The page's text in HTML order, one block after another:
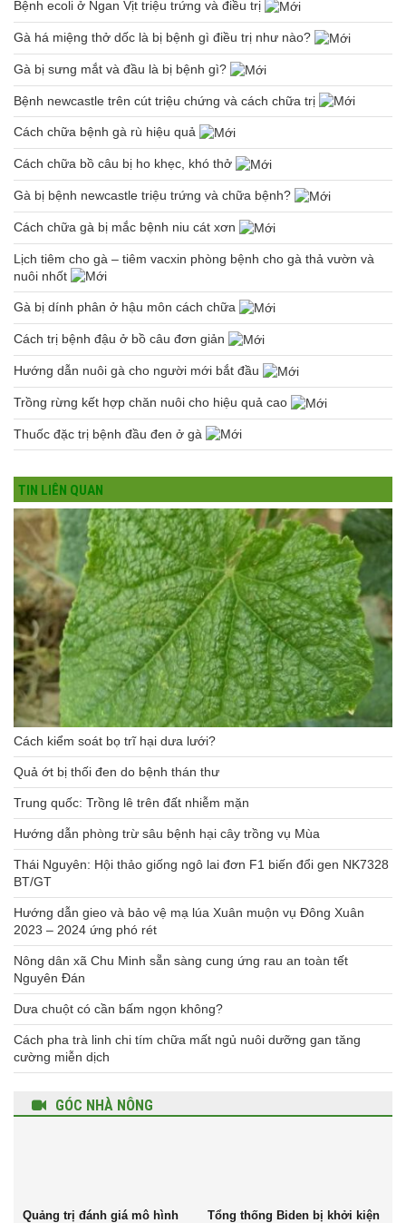
Bệnh ecoli ở Ngan Vịt triệu trứng và điều trị
Gà há miệng thở dốc là bị bệnh gì điều trị như nào?
Gà bị sưng mắt và đầu là bị bệnh gì?
Bệnh newcastle trên cút triệu chứng và cách chữa trị
Cách chữa bệnh gà rù hiệu quả
Cách chữa bồ câu bị ho khẹc, khó thở
Gà bị bệnh newcastle triệu trứng và chữa bệnh?
Cách chữa gà bị mắc bệnh niu cát xơn
Lịch tiêm cho gà – tiêm vacxin phòng bệnh cho gà thả vườn và
nuôi nhốt
Gà bị dính phân ở hậu môn cách chữa
Cách trị bệnh đậu ở bồ câu đơn giản
Hướng dẫn nuôi gà cho người mới bắt đầu
Trồng rừng kết hợp chăn nuôi cho hiệu quả cao
Thuốc đặc trị bệnh đầu đen ở gà
TIN LIÊN QUAN
Cách kiểm soát bọ trĩ hại dưa lưới?
Quả ớt bị thối đen do bệnh thán thư
Trung quốc: Trồng lê trên đất nhiễm mặn
Hướng dẫn phòng trừ sâu bệnh hại cây trồng vụ Mùa
Thái Nguyên: Hội thảo giống ngô lai đơn F1 biến đổi gen NK7328
BT/GT
Hướng dẫn gieo và bảo vệ mạ lúa Xuân muộn vụ Đông Xuân
2023 – 2024 ứng phó rét
Nông dân xã Chu Minh sẵn sàng cung ứng rau an toàn tết
Nguyên Đán
Dưa chuột có cần bấm ngọn không?
Cách pha trà linh chi tím chữa mất ngủ nuôi dưỡng gan tăng
cường miễn dịch
GÓC NHÀ NÔNG
Quảng trị đánh giá mô hình
Tổng thống Biden bị khởi kiện